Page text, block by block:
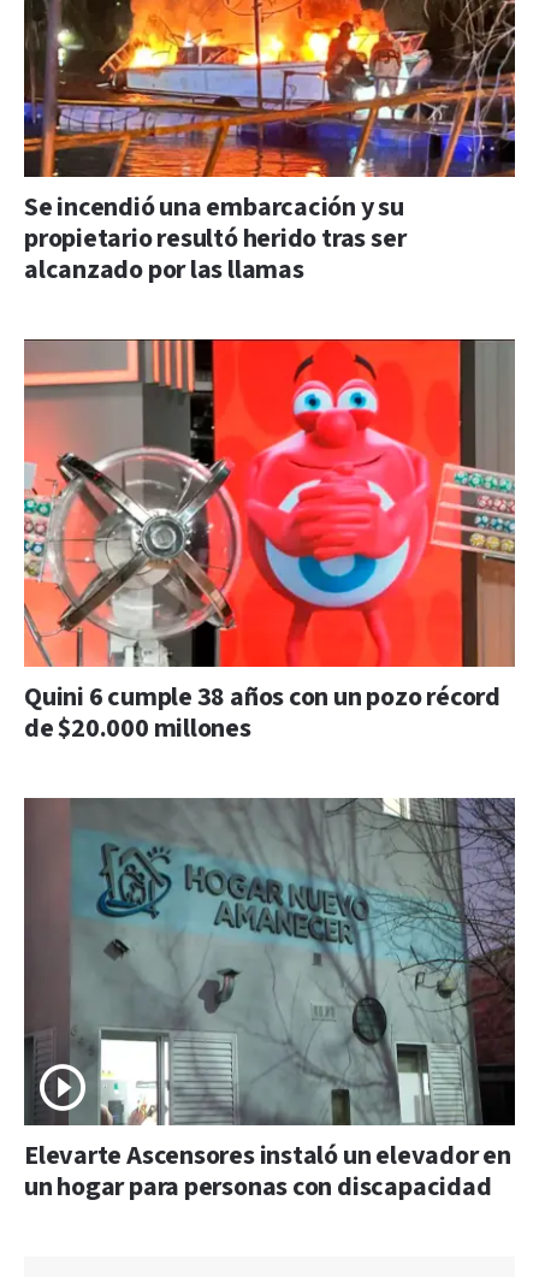
Se incendió una embarcación y su
propietario resultó herido tras ser
alcanzado por las llamas
Quini 6 cumple 38 años con un pozo récord
de $20.000 millones
Elevarte Ascensores instaló un elevador en
un hogar para personas con discapacidad